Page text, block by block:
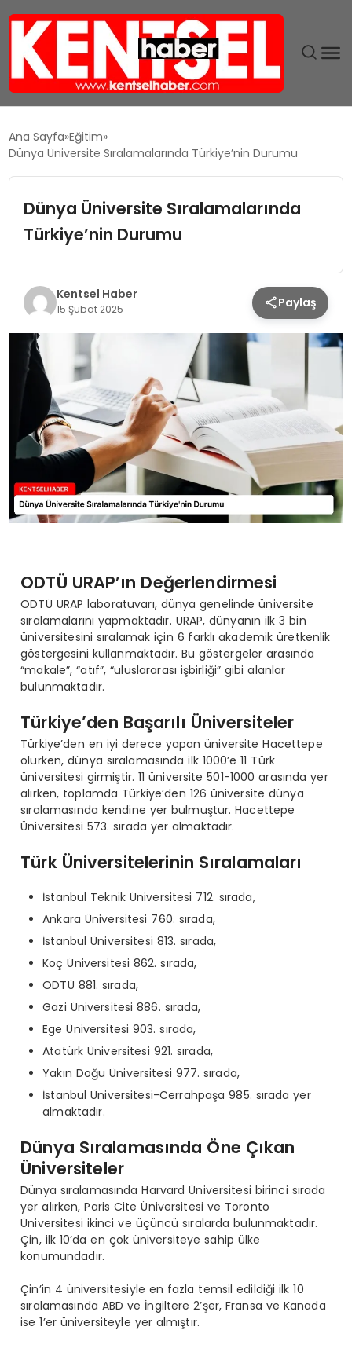
EKONOMI
TEKNOLOJI
MAGAZIN
KÜLTÜR & SANAT
SPOR
SAĞLIK
Ana Sayfa Eğitim
Dünya Üniversite Sıralamalarında Türkiye’nin Durumu
Dünya Üniversite Sıralamalarında
Türkiye’nin Durumu
Kentsel Haber
15 Şubat 2025 Paylaş
ODTÜ URAP’ın Değerlendirmesi
ODTÜ URAP laboratuvarı, dünya genelinde üniversite
sıralamalarını yapmaktadır. URAP, dünyanın ilk 3 bin
üniversitesini sıralamak için 6 farklı akademik üretkenlik
göstergesini kullanmaktadır. Bu göstergeler arasında
“makale”, “atıf”, “uluslararası işbirliği” gibi alanlar
bulunmaktadır.
Türkiye’den Başarılı Üniversiteler
Türkiye’den en iyi derece yapan üniversite Hacettepe
olurken, dünya sıralamasında ilk 1000’e 11 Türk
üniversitesi girmiştir. 11 üniversite 501-1000 arasında yer
alırken, toplamda Türkiye’den 126 üniversite dünya
sıralamasında kendine yer bulmuştur. Hacettepe
Üniversitesi 573. sırada yer almaktadır.
Türk Üniversitelerinin Sıralamaları
İstanbul Teknik Üniversitesi 712. sırada,
Ankara Üniversitesi 760. sırada,
İstanbul Üniversitesi 813. sırada,
Koç Üniversitesi 862. sırada,
ODTÜ 881. sırada,
Gazi Üniversitesi 886. sırada,
Ege Üniversitesi 903. sırada,
Atatürk Üniversitesi 921. sırada,
Yakın Doğu Üniversitesi 977. sırada,
İstanbul Üniversitesi-Cerrahpaşa 985. sırada yer
almaktadır.
Dünya Sıralamasında Öne Çıkan
Üniversiteler
Dünya sıralamasında Harvard Üniversitesi birinci sırada
yer alırken, Paris Cite Üniversitesi ve Toronto
Üniversitesi ikinci ve üçüncü sıralarda bulunmaktadır.
Çin, ilk 10’da en çok üniversiteye sahip ülke
konumundadır.
Çin’in 4 üniversitesiyle en fazla temsil edildiği ilk 10
sıralamasında ABD ve İngiltere 2’şer, Fransa ve Kanada
ise 1’er üniversiteyle yer almıştır.